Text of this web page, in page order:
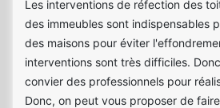
Les interventions de réfection des
des immeubles sont indispensables
des maisons pour éviter
interventions sont très difficiles.
convier des professionnels pour
Donc, on peut vous proposer de